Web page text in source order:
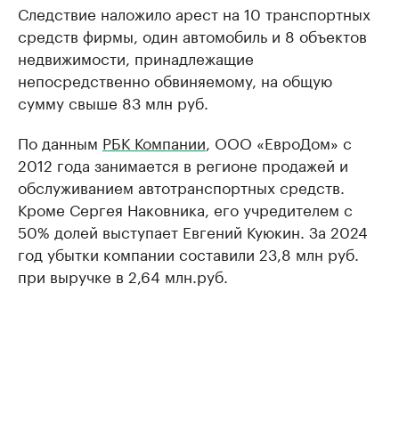
Следствие наложило арест на 10 транспортных
средств фирмы, один автомобиль и 8 объектов
недвижимости, принадлежащие
непосредственно обвиняемому, на общую
сумму свыше 83 млн руб.
По данным РБК Компании , ООО «ЕвроДом» с
2012 года занимается в регионе продажей и
обслуживанием автотранспортных средств.
Кроме Сергея Наковника, его учредителем с
50% долей выступает Евгений Куюкин. За 2024
год убытки компании составили 23,8 млн руб.
при выручке в 2,64 млн.руб.